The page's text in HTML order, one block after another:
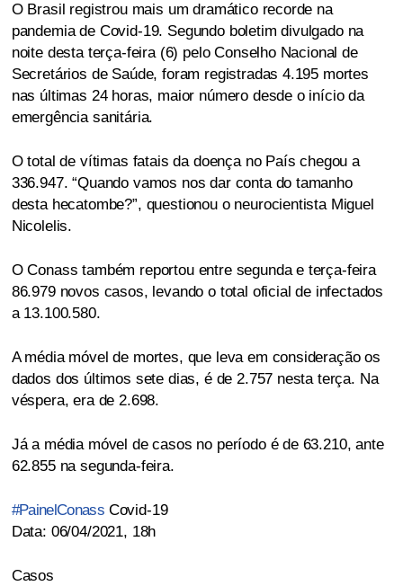
O Brasil registrou mais um dramático recorde na
pandemia de Covid-19. Segundo boletim divulgado na
noite desta terça-feira (6) pelo Conselho Nacional de
Secretários de Saúde, foram registradas 4.195 mortes
nas últimas 24 horas, maior número desde o início da
emergência sanitária.
O total de vítimas fatais da doença no País chegou a
336.947. “Quando vamos nos dar conta do tamanho
desta hecatombe?”, questionou o neurocientista Miguel
Nicolelis.
O Conass também reportou entre segunda e terça-feira
86.979 novos casos, levando o total oficial de infectados
a 13.100.580.
A média móvel de mortes, que leva em consideração os
dados dos últimos sete dias, é de 2.757 nesta terça. Na
véspera, era de 2.698.
Já a média móvel de casos no período é de 63.210, ante
62.855 na segunda-feira.
#PainelConassCovid-19
Data: 06/04/2021, 18h
Casos